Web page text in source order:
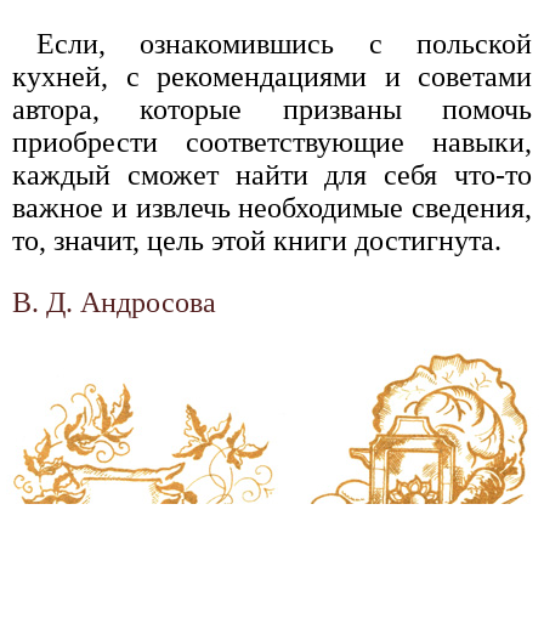
Если, ознакомившись с польской
кухней, с рекомендациями и советами
автора, которые призваны помочь
приобрести соответствующие навыки,
каждый сможет найти для себя что-то
важное и извлечь необходимые сведения,
то, значит, цель этой книги достигнута.
В. Д. Андросова